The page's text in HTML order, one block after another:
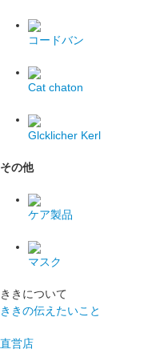
コードバン
Cat chaton
Glcklicher Kerl
その他
ケア製品
マスク
ききについて
ききの伝えたいこと
直営店